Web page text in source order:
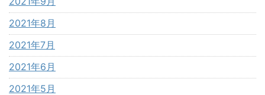
2021年8月
2021年7月
2021年6月
2021年5月